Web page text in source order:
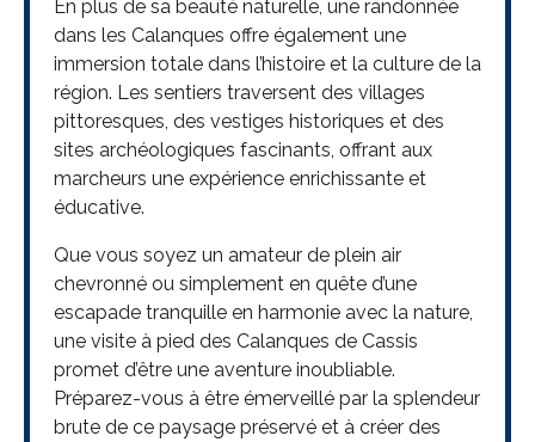
En plus de sa beauté naturelle, une randonnée
dans les Calanques offre également une
immersion totale dans l’histoire et la culture de la
région. Les sentiers traversent des villages
pittoresques, des vestiges historiques et des
sites archéologiques fascinants, offrant aux
marcheurs une expérience enrichissante et
éducative.
Que vous soyez un amateur de plein air
chevronné ou simplement en quête d’une
escapade tranquille en harmonie avec la nature,
une visite à pied des Calanques de Cassis
promet d’être une aventure inoubliable.
Préparez-vous à être émerveillé par la splendeur
brute de ce paysage préservé et à créer des